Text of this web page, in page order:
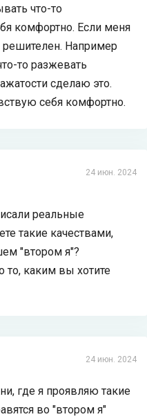
что-то
комфортно. Если меня
решителен. Например
то разжевать
сделаю это.
себя комфортно.
24 июн. 2024
реальные
такие качествами,
"втором я"?
то, каким вы хотите
24 июн. 2024
где я проявляю такие
во "втором я"